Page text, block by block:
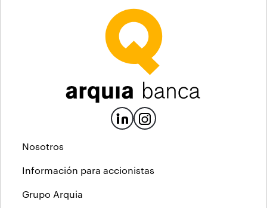
Nosotros
Información para accionistas
Grupo Arquia